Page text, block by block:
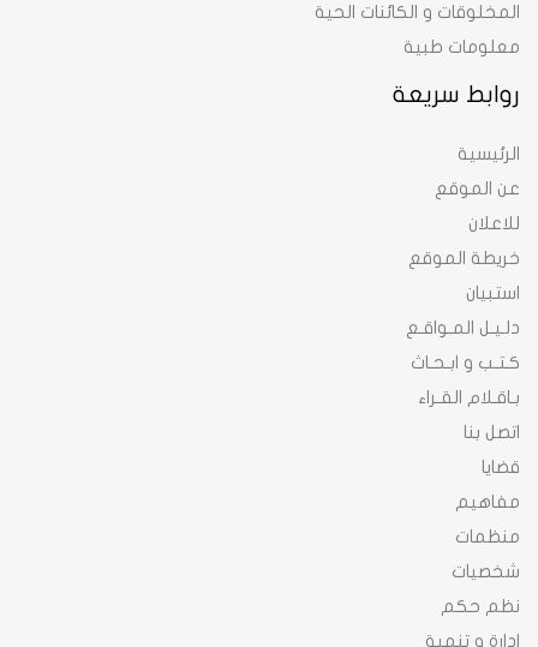
روابط سريعة
الرئيسية
عن الموقع
للاعلان
خريطة الموقع
استبيان
دلـيـل المـواقـع
كـتـب و ابـحـاث
بـاقـلام القـراء
اتصل بنا
قضايا
مفاهيم
منظمات
شخصيات
نظم حكم
ادارة و تنمية
المخلوقات و الكائنات الحية
معلومات طبية